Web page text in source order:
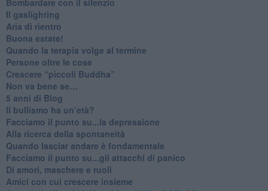
Il gaslighting
Aria di rientro
Buona estate!
​Quando la terapia volge al termine
​Persone oltre le cose
​Crescere “piccoli Buddha”
Non va bene se…
​5 anni di Blog
​Il bullismo ha un’età?
Facciamo il punto su...la depressione
​Alla ricerca della spontaneità
​Quando lasciar andare è fondamentale
Facciamo il punto su...gli attacchi di panico
Di amori, maschere e ruoli
​Amici con cui crescere insieme